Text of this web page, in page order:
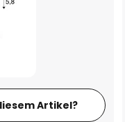
Artikel?